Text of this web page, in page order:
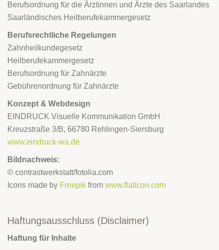
Berufsordnung für die Ärztinnen und Ärzte des Saarlandes
Saarländisches Heilberufekammergesetz
Berufsrechtliche Regelungen
Zahnheilkundegesetz
Heilberufekammergesetz
Berufsordnung für Zahnärzte
Gebührenordnung für Zahnärzte
Konzept & Webdesign
EINDRUCK Visuelle Kommunikation GmbH
Kreuzstraße 3/B, 66780 Rehlingen-Siersburg
www.eindruck-wa.de
Bildnachweis:
© contrastwerkstatt/fotolia.com
Icons made by Freepik from www.flaticon.com
Haftungsausschluss (Disclaimer)
Haftung für Inhalte